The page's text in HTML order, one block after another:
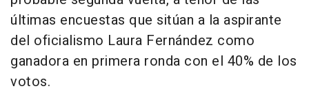
últimas encuestas que sitúan a la aspirante
del oficialismo Laura Fernández como
ganadora en primera ronda con el 40% de los
votos.